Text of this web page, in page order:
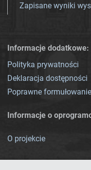
Zapisane wyniki
Informacje dodatkowe:
Polityka prywatności
Deklaracja dostępności
Poprawne
Informacje o
O projekcie